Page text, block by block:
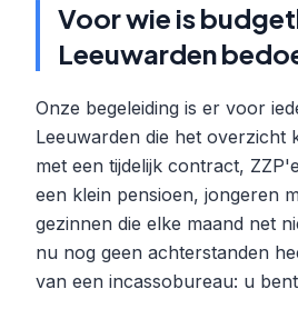
Voor wie is
Leeuwarden
Onze begeleiding is er voor
Leeuwarden die het overzicht
met een tijdelijk contract,
een klein pensioen, jongeren
gezinnen die elke maand net
nu nog geen achterstanden
van een incassobureau: u